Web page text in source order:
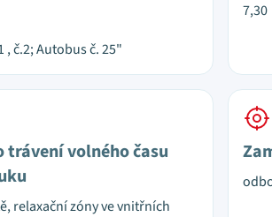
, č.2; Autobus č. 25"
7,30
trávení volného času
relaxační zóny ve vnitřních